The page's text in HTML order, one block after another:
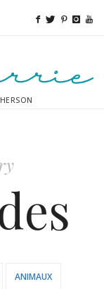
ANIMAUX